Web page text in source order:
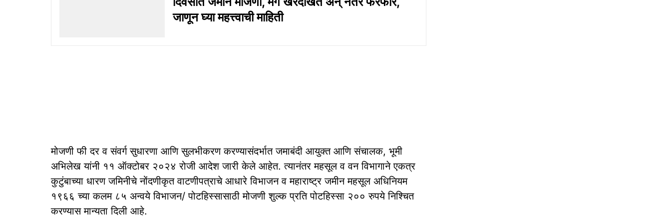
जाणून घ्या महत्त्वाची माहिती
मोजणी फी दर व संवर्ग सुधारणा आणि सुलभीकरण करण्यासंदर्भात जमाबंदी आयुक्त आणि संचालक, भूमी
अभिलेख यांनी ११ ऑक्टोबर २०२४ रोजी आदेश जारी केले आहेत. त्यानंतर महसूल व वन विभागाने एकत्र
कुटुंबाच्या धारण जमिनीचे नोंदणीकृत वाटणीपत्राचे आधारे विभाजन व महाराष्ट्र जमीन महसूल अधिनियम
१९६६ च्या कलम ८५ अन्वये विभाजन/ पोटहिस्सासाठी मोजणी शुल्क प्रति पोटहिस्सा २०० रुपये निश्चित
करण्यास मान्यता दिली आहे.